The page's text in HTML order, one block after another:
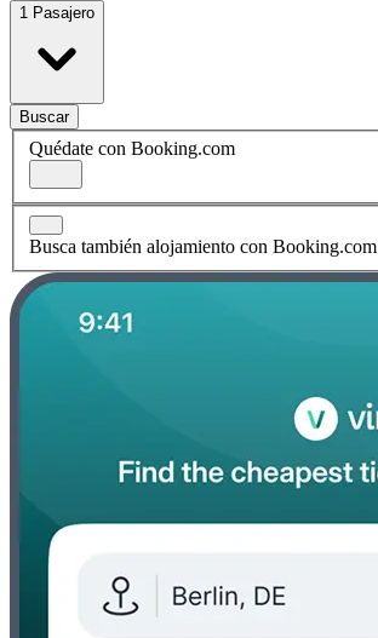
1 Pasajero
Buscar
Quédate con Booking.com
Busca también alojamiento con Booking.com